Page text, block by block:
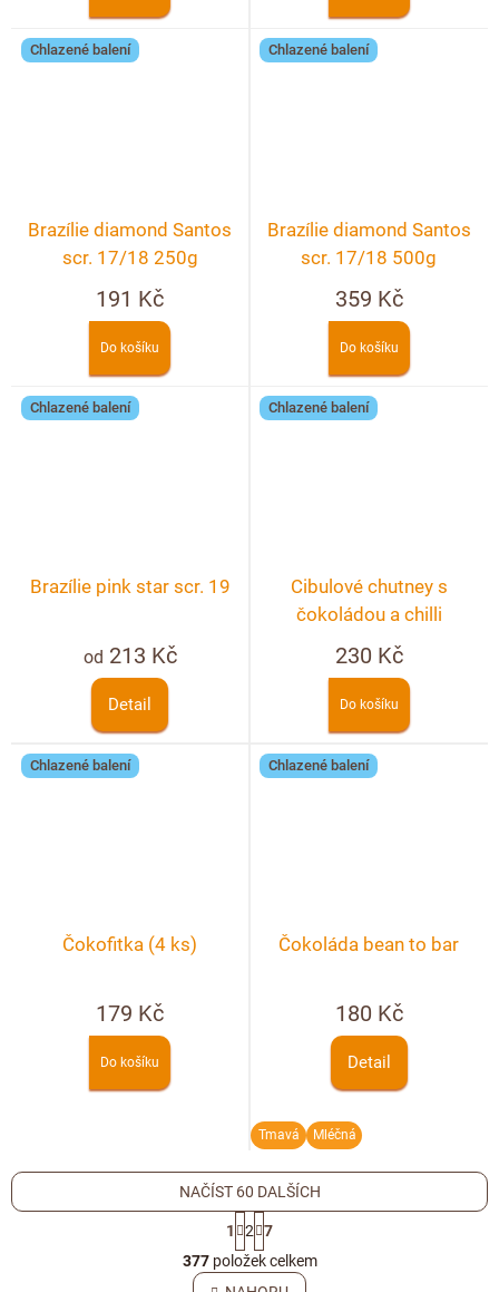
Chlazené balení
Brazílie diamond Santos
scr. 17/18 250g
191 Kč
Do košíku
Chlazené balení
Brazílie diamond Santos
scr. 17/18 500g
359 Kč
Do košíku
Chlazené balení
Brazílie pink star scr. 19
od 213 Kč
Detail
Chlazené balení
Cibulové chutney s
čokoládou a chilli
230 Kč
Do košíku
Chlazené balení
Čokofitka (4 ks)
179 Kč
Do košíku
Chlazené balení
Čokoláda bean to bar
180 Kč
Detail
Tmavá Mléčná
O
v
NAČÍST 60 DALŠÍCH
S
t
r
á
1 2
7
377položek celkem